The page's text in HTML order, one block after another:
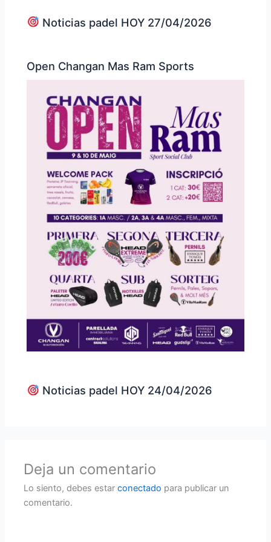
Noticias padel HOY 27/04/2026
Open Changan Mas Ram Sports
Noticias padel HOY 24/04/2026
Deja un comentario
Lo siento, debes estarconectado para publicar un
comentario.